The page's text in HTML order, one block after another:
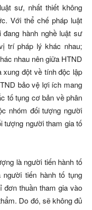
sư, nhất thiết không
Với thể chế pháp luật
hành nghề luật sư
trí pháp lý khác nhau;
nhau nên giữa HTND
đột về tính độc lập
bảo vệ lợi ích mang
tố tụng cơ bản về phân
nhóm đối tượng người
tượng người tham gia tố
là người tiến hành tố
tiến hành tố tụng
đơn thuần tham gia vào
Do đó, sẽ không đủ